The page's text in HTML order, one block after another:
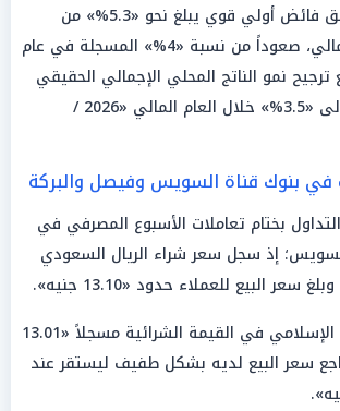
وتوقع التقرير تحقيق فائض أولي قوي يبلغ نحو «5.3%» من
الناتج المحلي الإجمالي، صعوداً من نسبة «4%» المسجلة في عام
2026»، مع ترجيح نمو الناتج المحلي الإجمالي الحقيقي
لمصر بنسبة تصل إلى «3.5%» خلال العام المالي «2026 /
بنوك قناة السويس وفيصل والبركة
بختام تعاملات الأسبوع المصرفي في
إذ سجل سعر شراء الريال السعودي
وتطابق بنك فيصل الإسلامي في القيمة الشرائية مسجلاً «13.01
سعر البيع لديه بشكل طفيف ليستقر عند